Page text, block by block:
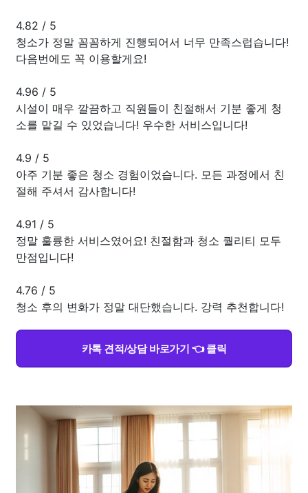
4.82 / 5
청소가 정말 꼼꼼하게 진행되어서 너무 만족스럽습니다!
다음번에도 꼭 이용할게요!
4.96 / 5
시설이 매우 깔끔하고 직원들이 친절해서 기분 좋게 청
소를 맡길 수 있었습니다! 우수한 서비스입니다!
4.9 / 5
아주 기분 좋은 청소 경험이었습니다. 모든 과정에서 친
절해 주셔서 감사합니다!
4.91 / 5
정말 훌륭한 서비스였어요! 친절함과 청소 퀄리티 모두
만점입니다!
4.76 / 5
청소 후의 변화가 정말 대단했습니다. 강력 추천합니다!
카톡 견적/상담 바로가기 👈 클릭